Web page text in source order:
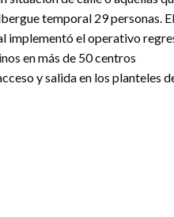
temporal 29 personas. El
implementó el operativo
en más de 50 centros
y salida en los planteles